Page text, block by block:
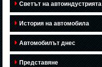
Светът на автоиндустрията
История на автомобила
Автомобилът днес
Представяне